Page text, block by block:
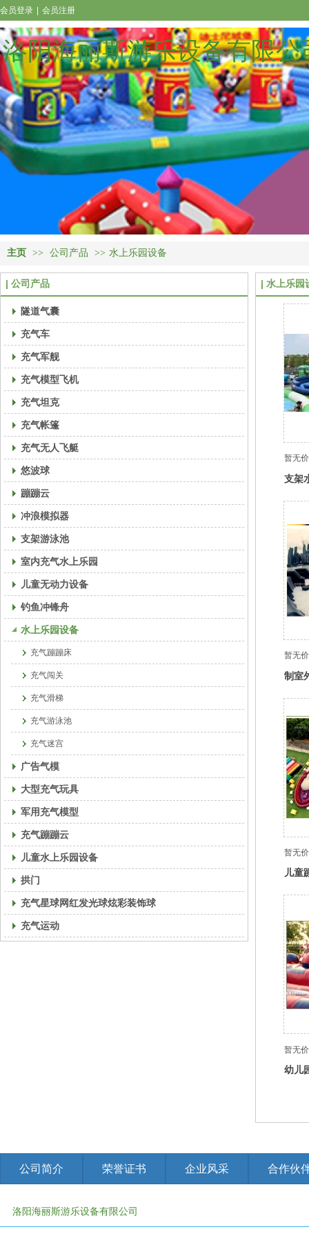
洛阳海丽斯游乐设备有限公
会员登录 会员注册
主页 >> 公司产品 >> 水上乐园设备
公司产品
隧道气囊
充气车
充气军舰
充气模型飞机
充气坦克
充气帐篷
充气无人飞艇
悠波球
蹦蹦云
冲浪模拟器
支架游泳池
室内充气水上乐园
儿童无动力设备
钓鱼冲锋舟
水上乐园设备
充气蹦蹦床
充气闯关
充气滑梯
充气游泳池
充气迷宫
广告气模
大型充气玩具
军用充气模型
充气蹦蹦云
儿童水上乐园设备
拱门
充气星球网红发光球炫彩装饰球
充气运动
水上乐园
暂无
支架
暂无
制室
暂无
儿童
暂无
幼儿
洛阳海丽斯游乐设备有限公司
公司简介 荣誉证书 合作伙
企业风采